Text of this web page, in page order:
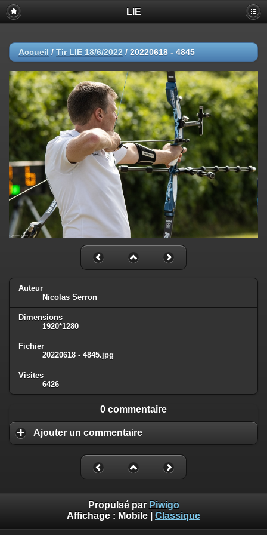
LIE
Accueil / Tir LIE 18/6/2022 / 20220618 - 4845
Auteur
Nicolas Serron
Dimensions
1920*1280
Fichier
20220618 - 4845.jpg
Visites
6426
0 commentaire
Ajouter un commentaire
Propulsé par Piwigo
Affichage : Mobile Classique